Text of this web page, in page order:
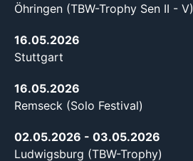
Öhringen (TBW-Trophy Sen II - V)
16.05.2026
Stuttgart
16.05.2026
Remseck (Solo Festival)
02.05.2026 - 03.05.2026
Ludwigsburg (TBW-Trophy)